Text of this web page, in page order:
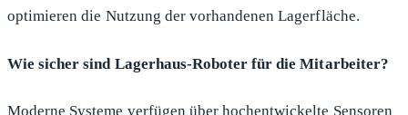
optimieren die Nutzung der vorhandenen Lagerfläche.
Wie sicher sind Lagerhaus-Roboter für die Mitarbeiter?
Moderne Systeme verfügen über hochentwickelte Sensoren